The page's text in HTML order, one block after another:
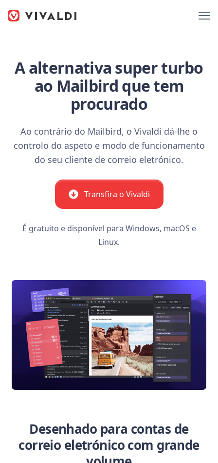
A alternativa super turbo
ao Mailbird que tem
procurado
Ao contrário do Mailbird, o Vivaldi dá-lhe o
controlo do aspeto e modo de funcionamento
do seu cliente de correio eletrónico.
Transfira o Vivaldi
É gratuito e disponível para Windows, macOS e
Linux.
Desenhado para contas de
correio eletrónico com grande